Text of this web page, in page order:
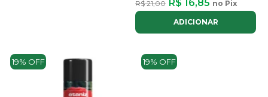
R$ 21,00 R$ 16,85 no Pix
ADICIONAR
19% OFF 19% OFF